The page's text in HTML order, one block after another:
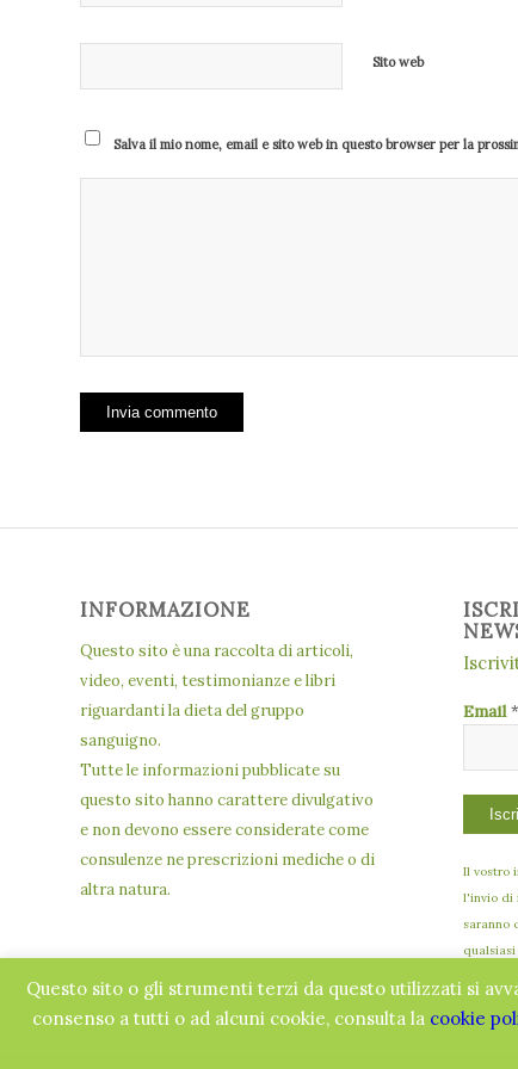
Sito web
Salva il mio nome, email e sito web in questo browser per la
INFORMAZIONE
Questo sito è una raccolta di articoli,
video, eventi, testimonianze e libri
riguardanti la dieta del gruppo
sanguigno.
Tutte le informazioni pubblicate su
questo sito hanno carattere divulgativo
e non devono essere considerate come
consulenze ne prescrizioni mediche o di
altra natura.
Email*
Il vostro
l'invio di
saranno
qualsiasi
Questo sito o gli strumenti terzi da questo utilizzati si
consenso a tutti o ad alcuni cookie, consulta la cookie